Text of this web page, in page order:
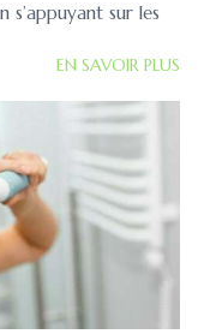
s’appuyant sur les
EN SAVOIR PLUS